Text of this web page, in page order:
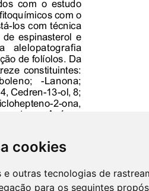
cookies
outras tecnologias de
para os seguintes